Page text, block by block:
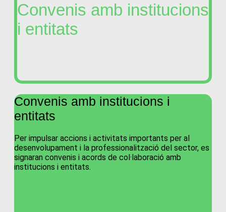
Convenis amb institucions
i entitats
Convenis amb institucions i
entitats
Per impulsar accions i activitats importants per al
desenvolupament i la professionalització del sector, es
signaran convenis i acords de col·laboració amb
institucions i entitats.